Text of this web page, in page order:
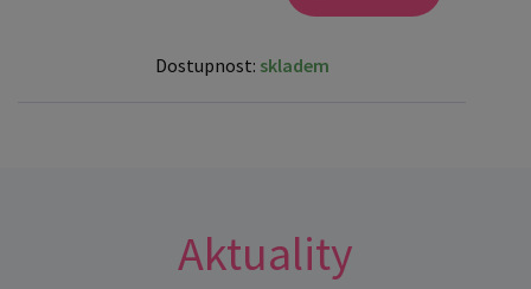
Dostupnost: skladem
Aktuality